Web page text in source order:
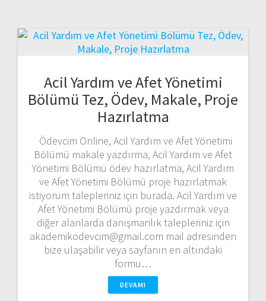
Acil Yardım ve Afet Yönetimi
Bölümü Tez, Ödev, Makale, Proje
Hazırlatma
Ödevcim Online, Acil Yardım ve Afet Yönetimi
Bölümü makale yazdırma, Acil Yardım ve Afet
Yönetimi Bölümü ödev hazırlatma, Acil Yardım
ve Afet Yönetimi Bölümü proje hazırlatmak
istiyorum talepleriniz için burada. Acil Yardım ve
Afet Yönetimi Bölümü proje yazdırmak veya
diğer alanlarda danışmanlık talepleriniz için
akademikodevcim@gmail.com mail adresinden
bize ulaşabilir veya sayfanın en altındaki
formu…
DEVAMI